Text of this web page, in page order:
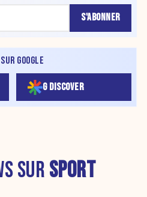
S'ABONNER
GOOGLE
G DISCOVER
SUR SPORT